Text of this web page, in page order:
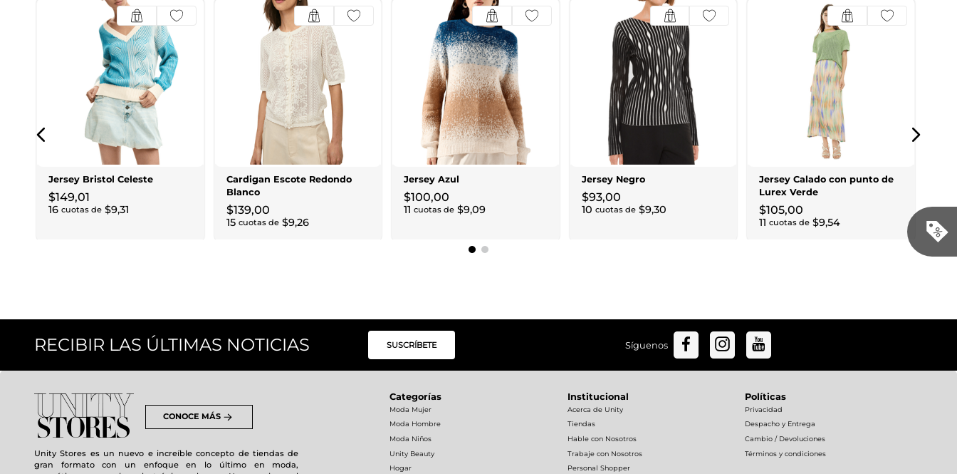
Jersey Bristol Celeste
$149,01
16 cuotas de $9,31
Cardigan Escote Redondo
Blanco
$139,00
15 cuotas de $9,26
Jersey Azul
$100,00
11 cuotas de $9,09
Jersey Negro
$93,00
10 cuotas de $9,30
Jersey Calado con punto de
Lurex Verde
$105,00
11 cuotas de $9,54
RECIBIR LAS ÚLTIMAS NOTICIAS SUSCRÍBETE Síguenos
CONOCE MÁS
Unity Stores es un nuevo e increíble concepto de tiendas de
gran formato con un enfoque en lo último en moda,
Categorías
Moda Mujer
Moda Hombre
Moda Niños
Unity Beauty
Hogar
Institucional
Acerca de Unity
Tiendas
Hable con Nosotros
Trabaje con Nosotros
Personal Shopper
Políticas
Privacidad
Despacho y Entrega
Cambio / Devoluciones
Términos y condiciones